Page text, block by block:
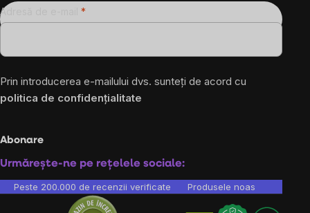
Adresă de e-mail
Prin introducerea e-mailului dvs. sunteți de acord cu
politica de confidențialitate
Abonare
Urmărește-ne pe rețelele sociale:
Peste 200.000 de recenzii verificate Produsele noastre sunt